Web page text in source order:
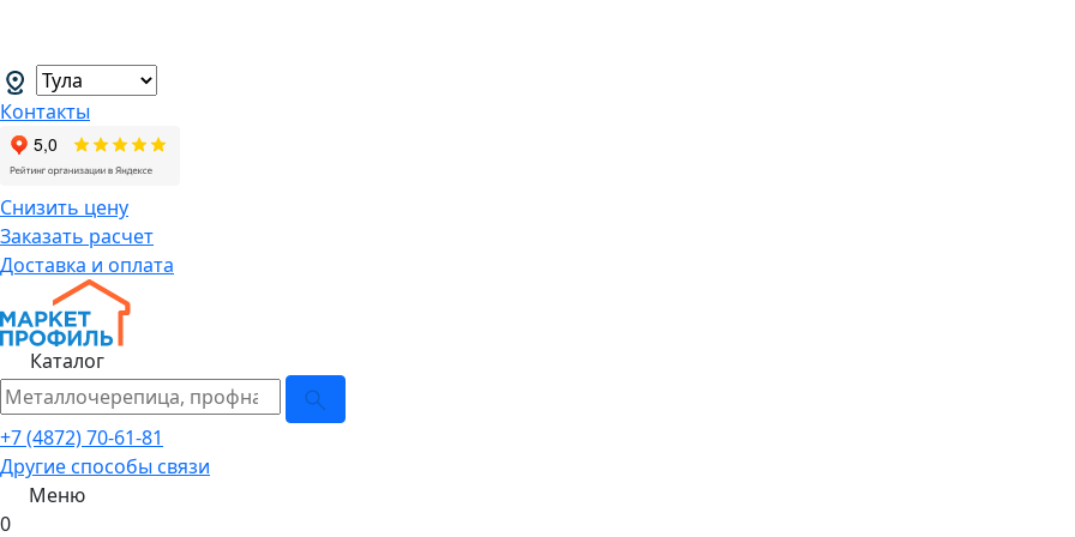
Контакты
Снизить цену
Заказать расчет
Доставка и оплата
Каталог
+7 (4872) 70-61-81
Другие способы связи
Меню
0